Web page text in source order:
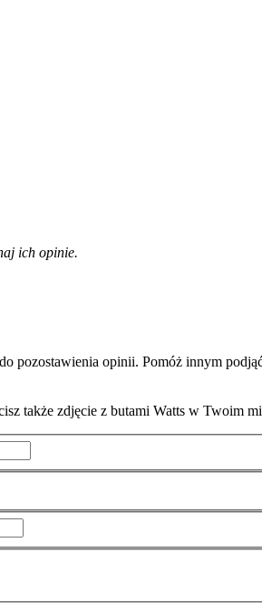
ich opinie.
pozostawienia opinii. Pomóż innym
także zdjęcie z butami Watts w Twoim